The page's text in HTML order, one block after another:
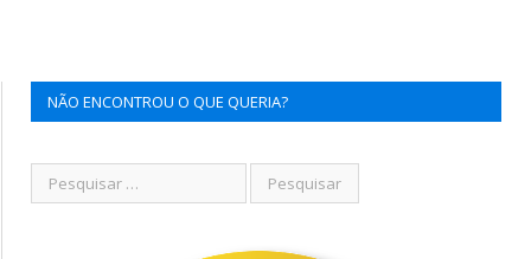
NÃO ENCONTROU O QUE QUERIA?